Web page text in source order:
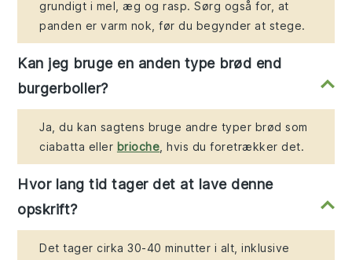
grundigt i mel, æg og rasp. Sørg også for, at
panden er varm nok, før du begynder at stege.
Kan jeg bruge en anden type brød end
burgerboller?
Ja, du kan sagtens bruge andre typer brød som
ciabatta eller brioche , hvis du foretrækker det.
Hvor lang tid tager det at lave denne
opskrift?
Det tager cirka 30-40 minutter i alt, inklusive